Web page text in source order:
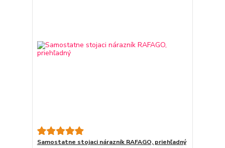
Samostatne stojaci nárazník RAFAGO, priehľadný